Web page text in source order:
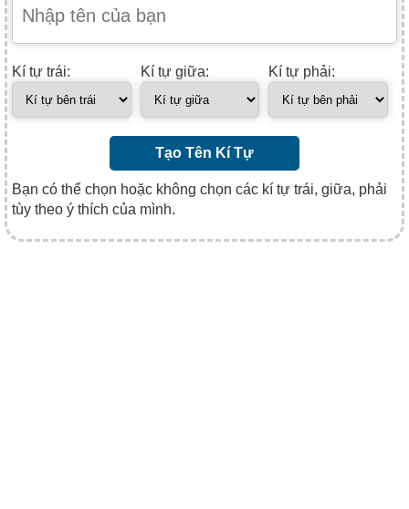
Kí tự trái: Kí tự giữa: Kí tự phải:
Tạo Tên Kí Tự
Bạn có thể chọn hoặc không chọn các kí tự trái, giữa, phải
tùy theo ý thích của mình.